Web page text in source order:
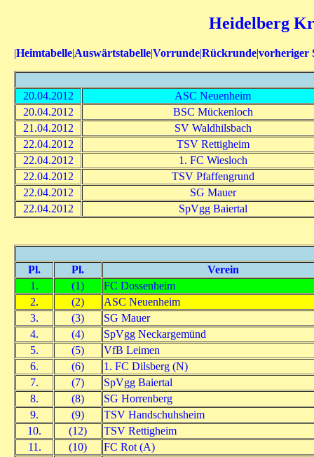
Heidelberg
|Heimtabelle|Auswärtstabelle|Vorrunde|Rückrunde|vorheriger
20.04.2012
ASC Neuenheim
20.04.2012
BSC Mückenloch
21.04.2012
SV Waldhilsbach
22.04.2012
TSV Rettigheim
22.04.2012
1. FC Wiesloch
22.04.2012
TSV Pfaffengrund
22.04.2012
SG Mauer
22.04.2012
SpVgg Baiertal
Pl. Pl.
Verein
1.
(1)
FC Dossenheim
2.
(2)
ASC Neuenheim
3.
(3)
SG Mauer
4.
(4)
SpVgg Neckargemünd
5.
(5)
VfB Leimen
6.
(6)
1. FC Dilsberg (N)
7.
(7)
SpVgg Baiertal
8.
(8)
SG Horrenberg
9.
(9)
TSV Handschuhsheim
10.
(12)
TSV Rettigheim
11.
(10)
FC Rot (A)